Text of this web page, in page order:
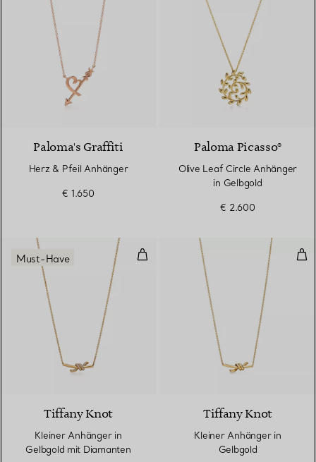
Paloma's Graffiti
Herz & Pfeil Anhänger
€ 1.650
Paloma Picasso®
Olive Leaf Circle Anhänger
in Gelbgold
€ 2.600
Kleiner Anhänger in Gelbgold
3 Materialien
Must-Have
Tiffany Knot
Kleiner Anhänger in
Gelbgold mit Diamanten
Tiffany Knot
Kleiner Anhänger in
Gelbgold